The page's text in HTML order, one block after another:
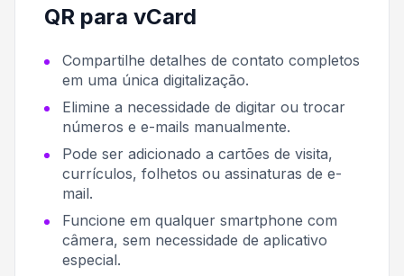
QR para vCard
Compartilhe detalhes de contato completos
em uma única digitalização.
Elimine a necessidade de digitar ou trocar
números e e-mails manualmente.
Pode ser adicionado a cartões de visita,
currículos, folhetos ou assinaturas de e-
mail.
Funcione em qualquer smartphone com
câmera, sem necessidade de aplicativo
especial.